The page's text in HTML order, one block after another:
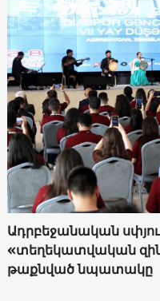
Ադրբեջանական
«տեղեկատվական
թաքնված նպատակը